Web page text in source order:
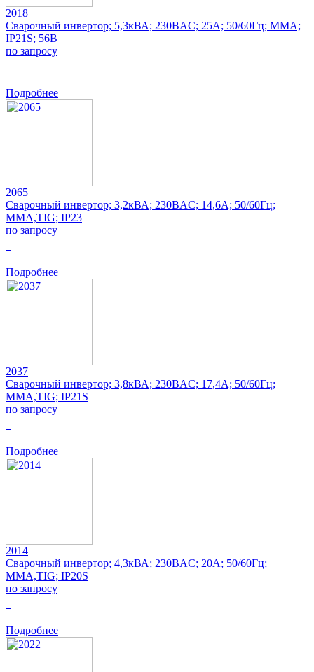
2018
Сварочный инвертор; 5,3кВА; 230ВAC; 25А; 50/60Гц; MMA;
IP21S; 56В
по запросу
Подробнее
2065
Сварочный инвертор; 3,2кВА; 230ВAC; 14,6А; 50/60Гц;
MMA,TIG; IP23
по запросу
Подробнее
2037
Сварочный инвертор; 3,8кВА; 230ВAC; 17,4А; 50/60Гц;
MMA,TIG; IP21S
по запросу
Подробнее
2014
Сварочный инвертор; 4,3кВА; 230ВAC; 20А; 50/60Гц;
MMA,TIG; IP20S
по запросу
Подробнее